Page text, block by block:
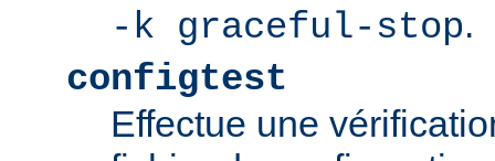
-k graceful-stop.
configtest
Effectue une